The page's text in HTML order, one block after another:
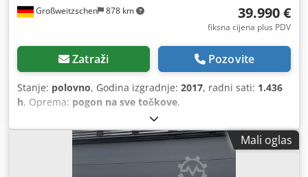
Großweitzschen 878 km 39.990 €
fiksna cijena plus PDV
Zatraži Pozovite
Stanje: polovno, Godina izgradnje: 2017, radni sati: 1.436
h, Oprema: pogon na sve točkove,
Mali oglas